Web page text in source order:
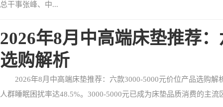
总干事张峰、中...
2026年8月中高端床垫推荐
选购解析
2026年8月中高端床垫推荐：六款3000-5000元价位产品选购
人群睡眠困扰率达48.5%。3000-5000元已成为床垫品质消费的主